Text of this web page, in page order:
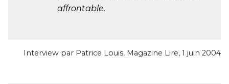
affrontable.
Interview par Patrice Louis, Magazine Lire, 1 juin 2004